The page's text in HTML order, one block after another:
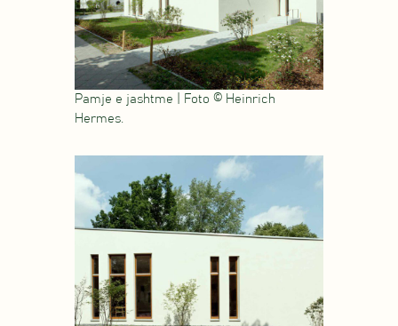
Pamje e jashtme | Foto © Heinrich
Hermes.